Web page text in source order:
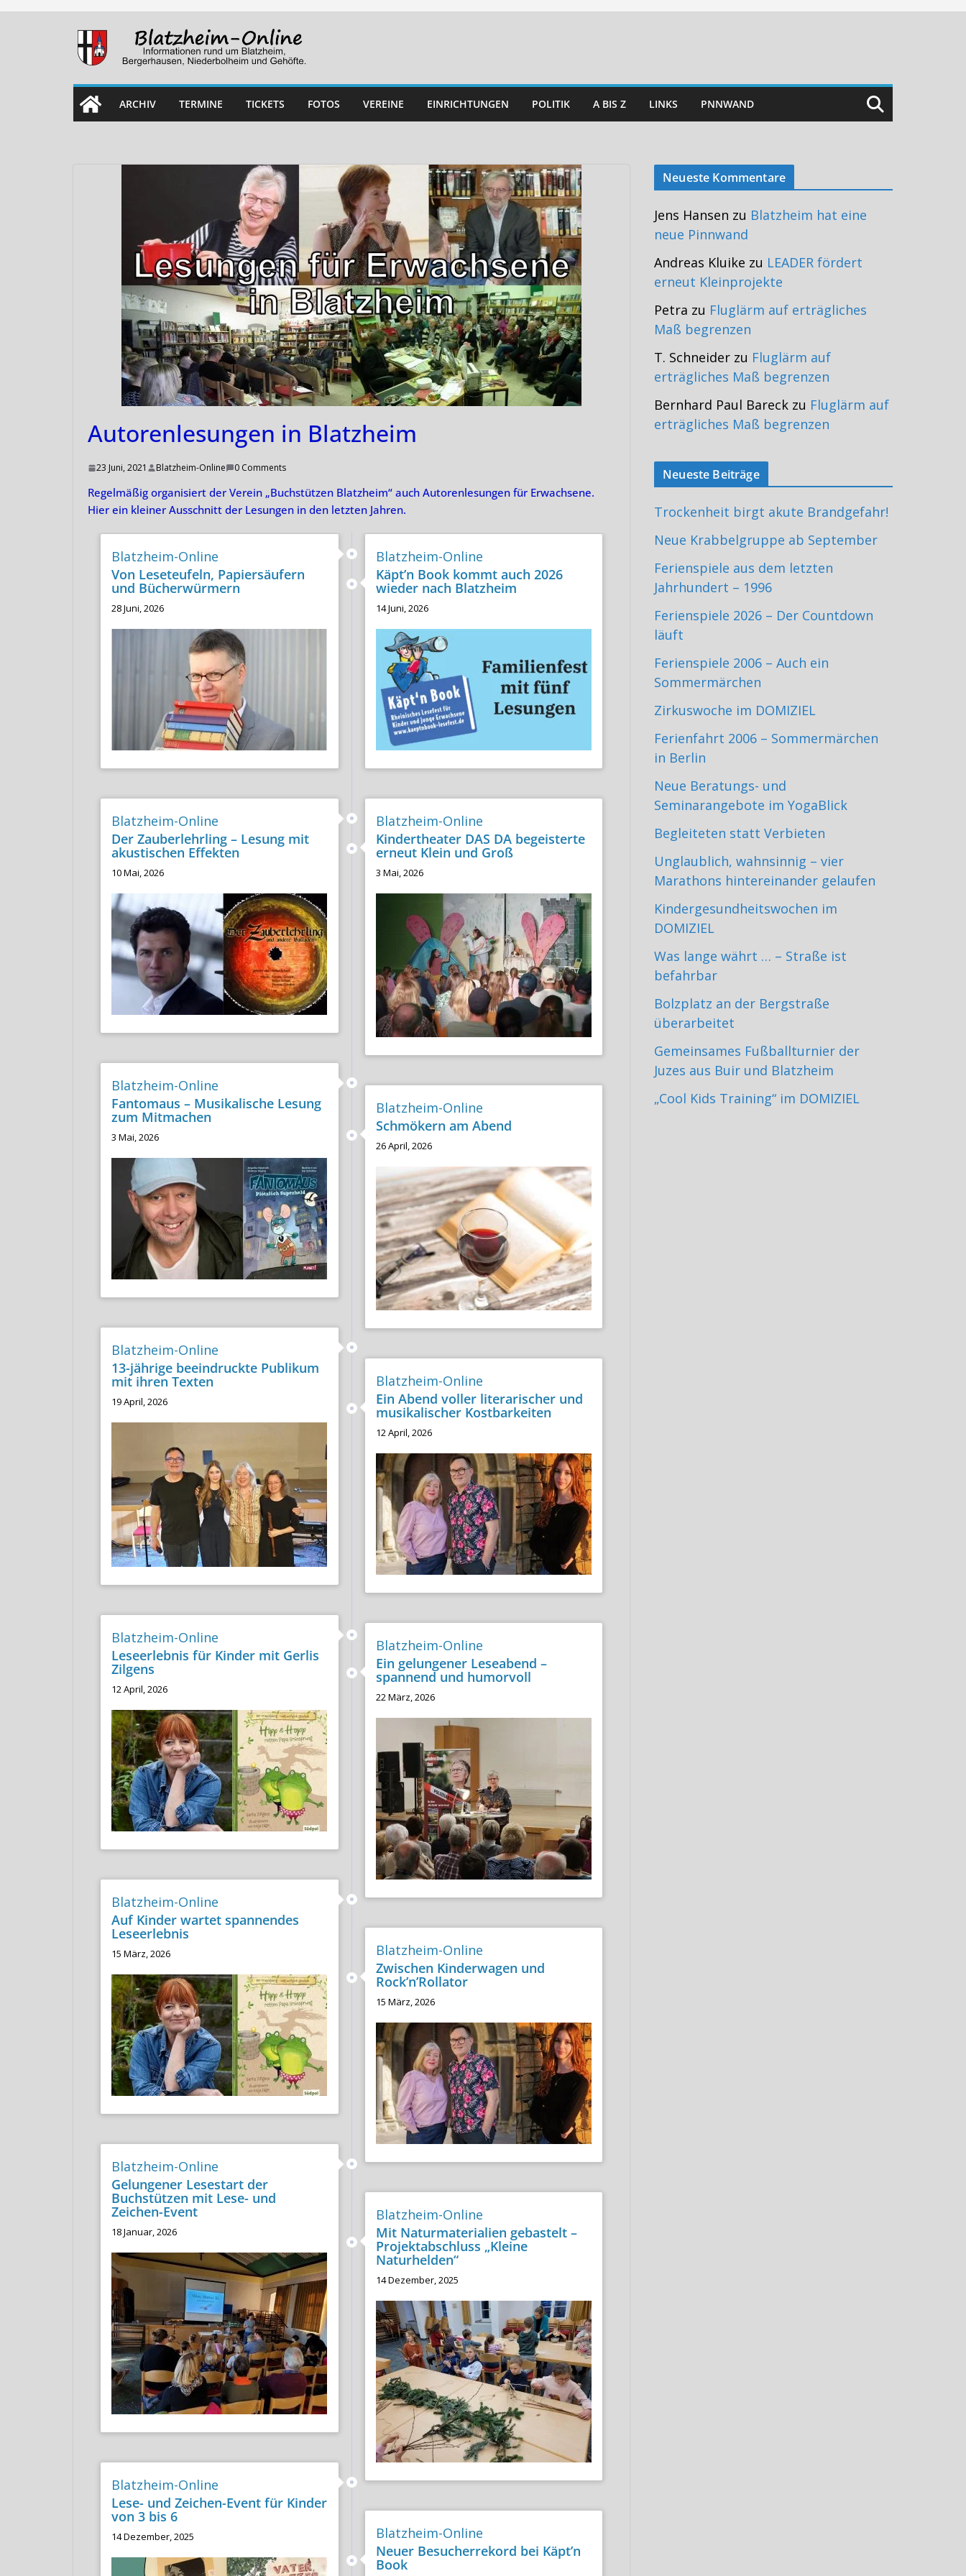
Skip
ARCHIV TERMINE TICKETS FOTOS VEREINE EINRICHTUNGEN POLITIK A BIS Z LINKS PNNWAND
Autorenlesungen in Blatzheim
23 Juni, 2021 Blatzheim-Online 0 Comments
Regelmäßig organisiert der Verein „Buchstützen Blatzheim“ auch Autorenlesungen für Erwachsene.
Hier ein kleiner Ausschnitt der Lesungen in den letzten Jahren.
Blatzheim-Online
Von Leseteufeln, Papiersäufern
und Bücherwürmern
28 Juni, 2026
Blatzheim-Online
Käpt’n Book kommt auch 2026
wieder nach Blatzheim
14 Juni, 2026
Blatzheim-Online
Der Zauberlehrling – Lesung mit
akustischen Effekten
10 Mai, 2026
Blatzheim-Online
Kindertheater DAS DA begeisterte
erneut Klein und Groß
3 Mai, 2026
Blatzheim-Online
Fantomaus – Musikalische Lesung
zum Mitmachen
3 Mai, 2026
Blatzheim-Online
Schmökern am Abend
26 April, 2026
Blatzheim-Online
13-jährige beeindruckte Publikum
mit ihren Texten
19 April, 2026
Blatzheim-Online
Ein Abend voller literarischer und
musikalischer Kostbarkeiten
12 April, 2026
Blatzheim-Online
Leseerlebnis für Kinder mit Gerlis
Zilgens
12 April, 2026
Blatzheim-Online
Ein gelungener Leseabend –
spannend und humorvoll
22 März, 2026
Blatzheim-Online
Auf Kinder wartet spannendes
Leseerlebnis
15 März, 2026
Blatzheim-Online
Zwischen Kinderwagen und
Rock’n’Rollator
15 März, 2026
Blatzheim-Online
Gelungener Lesestart der
Buchstützen mit Lese- und
Zeichen-Event
18 Januar, 2026
Blatzheim-Online
Mit Naturmaterialien gebastelt –
Projektabschluss „Kleine
Naturhelden“
14 Dezember, 2025
Blatzheim-Online
Lese- und Zeichen-Event für Kinder
von 3 bis 6
14 Dezember, 2025
Blatzheim-Online
Neuer Besucherrekord bei Käpt’n
Book
Neueste Kommentare
Jens Hansen zu Blatzheim hat eine
neue Pinnwand
Andreas Kluike zu LEADER fördert
erneut Kleinprojekte
Petra zu Fluglärm auf erträgliches
Maß begrenzen
T. Schneider zu Fluglärm auf
erträgliches Maß begrenzen
Bernhard Paul Bareck zu Fluglärm auf
erträgliches Maß begrenzen
Neueste Beiträge
Trockenheit birgt akute Brandgefahr!
Neue Krabbelgruppe ab September
Ferienspiele aus dem letzten
Jahrhundert – 1996
Ferienspiele 2026 – Der Countdown
läuft
Ferienspiele 2006 – Auch ein
Sommermärchen
Zirkuswoche im DOMIZIEL
Ferienfahrt 2006 – Sommermärchen
in Berlin
Neue Beratungs- und
Seminarangebote im YogaBlick
Begleiteten statt Verbieten
Unglaublich, wahnsinnig – vier
Marathons hintereinander gelaufen
Kindergesundheitswochen im
DOMIZIEL
Was lange währt … – Straße ist
befahrbar
Bolzplatz an der Bergstraße
überarbeitet
Gemeinsames Fußballturnier der
Juzes aus Buir und Blatzheim
„Cool Kids Training“ im DOMIZIEL